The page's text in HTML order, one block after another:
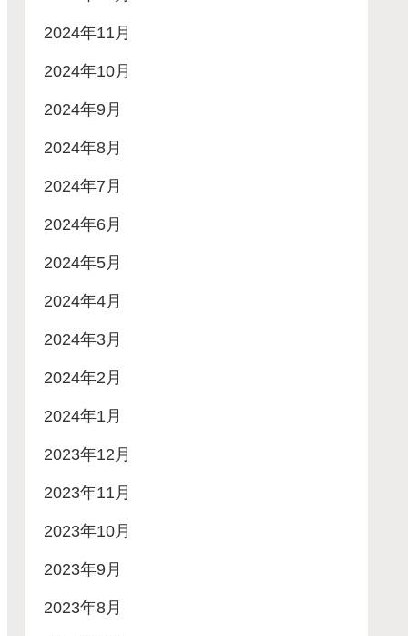
2024年11月
2024年10月
2024年9月
2024年8月
2024年7月
2024年6月
2024年5月
2024年4月
2024年3月
2024年2月
2024年1月
2023年12月
2023年11月
2023年10月
2023年9月
2023年8月